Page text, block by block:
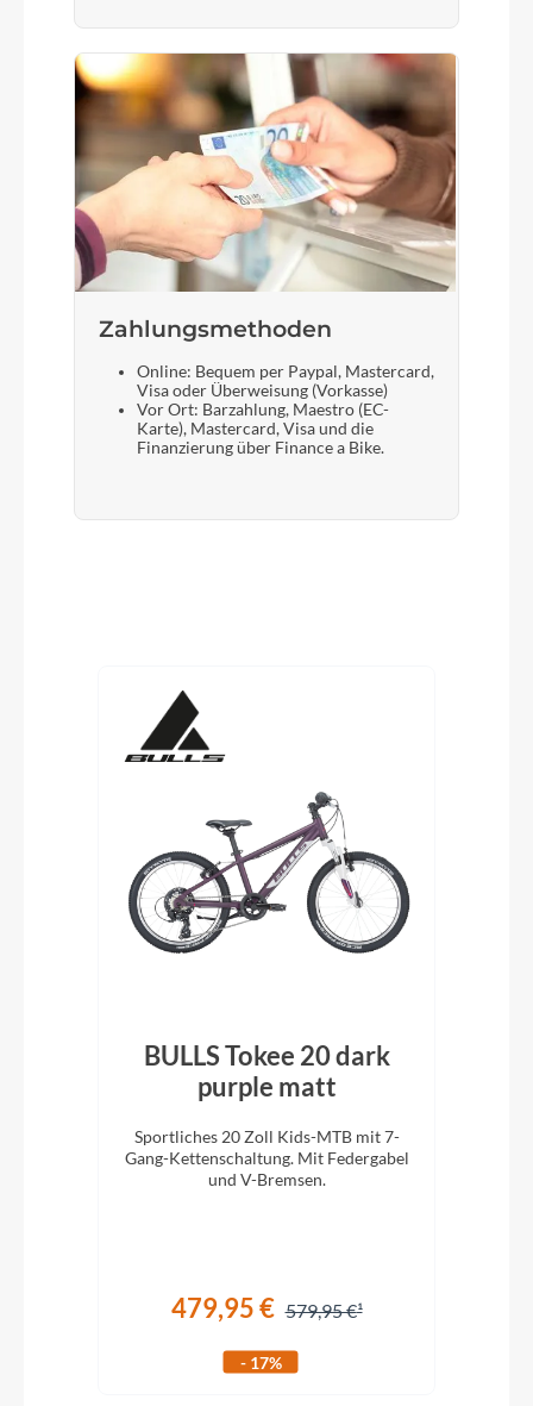
Zahlungsmethoden
Online: Bequem per Paypal, Mastercard,
Visa oder Überweisung (Vorkasse)
Vor Ort: Barzahlung, Maestro (EC-
Karte), Mastercard, Visa und die
Finanzierung über Finance a Bike.
BULLS Tokee 20 dark
purple matt
Sportliches 20 Zoll Kids-MTB mit 7-
Gang-Kettenschaltung. Mit Federgabel
und V-Bremsen.
479,95 € 579,95 €
- 17%